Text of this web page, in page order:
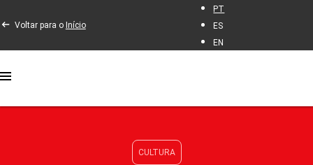
Voltar para o Início
PT
ES
EN
CULTURA